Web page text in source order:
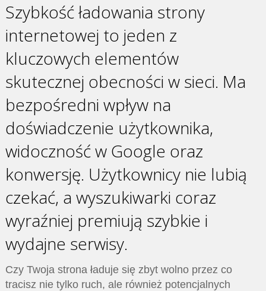
Szybkość ładowania strony
internetowej to jeden z
kluczowych elementów
skutecznej obecności w sieci. Ma
bezpośredni wpływ na
doświadczenie użytkownika,
widoczność w Google oraz
konwersję. Użytkownicy nie lubią
czekać, a wyszukiwarki coraz
wyraźniej premiują szybkie i
wydajne serwisy.
Czy Twoja strona ładuje się zbyt wolno przez co
tracisz nie tylko ruch, ale również potencjalnych